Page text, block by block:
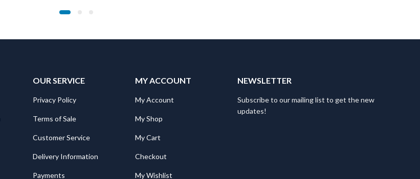
OUR SERVICE
Privacy Policy
Terms of Sale
Customer Service
Delivery Information
Payments
MY ACCOUNT
My Account
My Shop
My Cart
Checkout
My Wishlist
NEWSLETTER
Subscribe to our mailing list to get the new
updates!